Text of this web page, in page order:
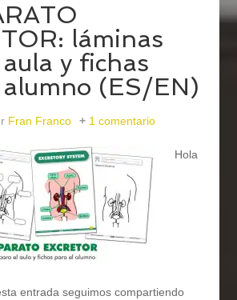
láminas
y fichas
(ES/EN)
Fran Franco 1 comentario
Hola
entrada seguimos compartiendo